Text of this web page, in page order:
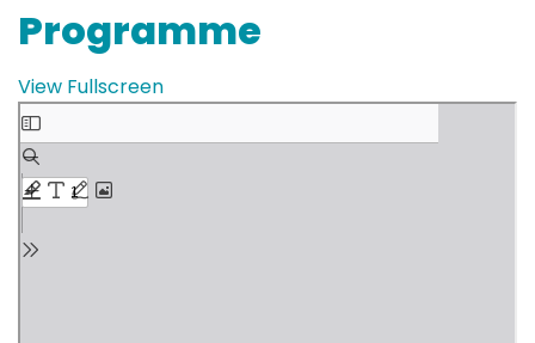
Programme
View Fullscreen
Skip to PDF content